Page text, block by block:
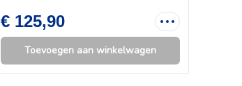
€ 125,90
Toevoegen aan winkelwagen